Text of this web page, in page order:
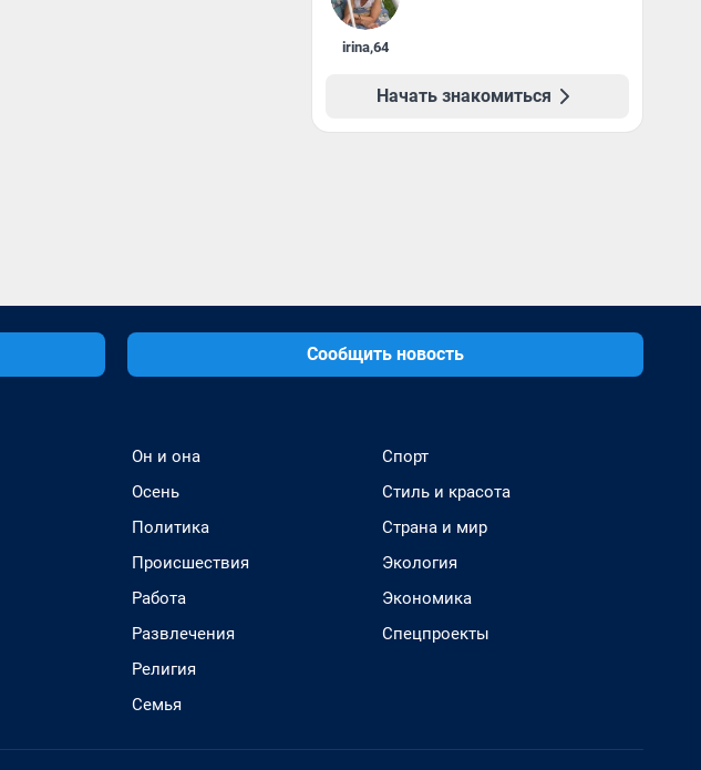
irina,64
Начать знакомиться
Сообщить новость
Он и она
Осень
Политика
Происшествия
Работа
Развлечения
Религия
Семья
Спорт
Стиль и красота
Страна и мир
Экология
Экономика
Спецпроекты